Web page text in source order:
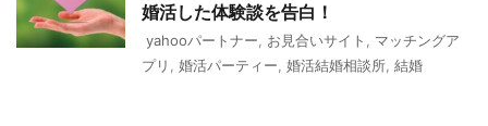
婚活した体験談を告白！
yahooパートナー お見合いサイト
マッチングア
プリ
婚活パーティー 婚活結婚相談所 結婚